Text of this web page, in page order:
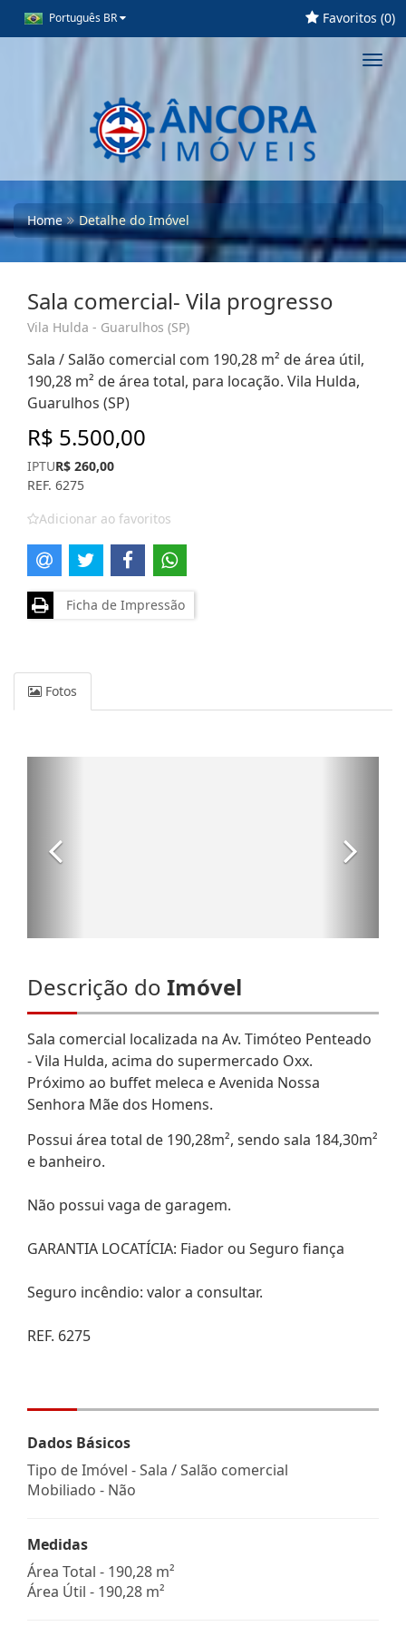
Português BR Favoritos (0)
Home Detalhe do Imóvel
Sala comercial- Vila progresso
Vila Hulda - Guarulhos (SP)
Sala / Salão comercial com 190,28 m² de área útil,
190,28 m² de área total, para locação. Vila Hulda,
Guarulhos (SP)
R$ 5.500,00
IPTUR$ 260,00
REF. 6275
Adicionar ao favoritos
Ficha de Impressão
Fotos
Descrição do Imóvel
Sala comercial localizada na Av. Timóteo Penteado
- Vila Hulda, acima do supermercado Oxx.
Próximo ao buffet meleca e Avenida Nossa
Senhora Mãe dos Homens.
Possui área total de 190,28m², sendo sala 184,30m²
e banheiro.
Não possui vaga de garagem.
GARANTIA LOCATÍCIA: Fiador ou Seguro fiança
Seguro incêndio: valor a consultar.
REF. 6275
Dados Básicos
Tipo de Imóvel - Sala / Salão comercial
Mobiliado - Não
Medidas
Área Total - 190,28 m²
Área Útil - 190,28 m²